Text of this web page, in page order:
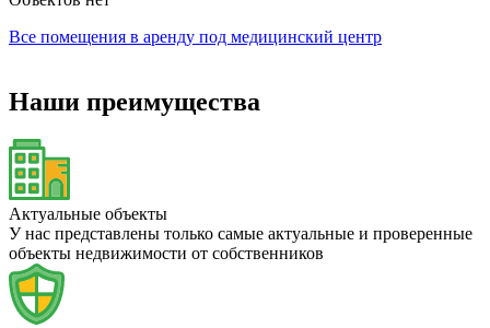
Все помещения в аренду под медицинский центр
Наши преимущества
Актуальные объекты
У нас представлены только самые актуальные и проверенные
объекты недвижимости от собственников